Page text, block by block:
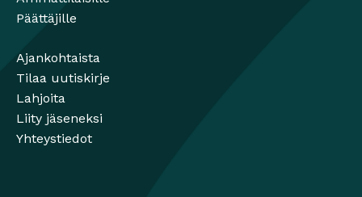
Päättäjille
Ajankohtaista
Tilaa uutiskirje
Lahjoita
Liity jäseneksi
Yhteystiedot